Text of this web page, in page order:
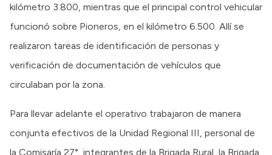
kilómetro 3.800, mientras que el principal control vehicular
funcionó sobre Pioneros, en el kilómetro 6.500. Allí se
realizaron tareas de identificación de personas y
verificación de documentación de vehículos que
circulaban por la zona.
Para llevar adelante el operativo trabajaron de manera
conjunta efectivos de la Unidad Regional III, personal de
la Comisaría 27°, integrantes de la Brigada Rural, la Brigada